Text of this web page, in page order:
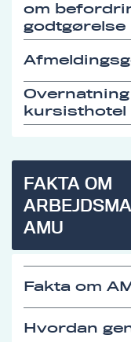
om
godtgørelse
Overnatning
kursisthotel
FAKTA OM
AMU
Fakta om
Hvordan